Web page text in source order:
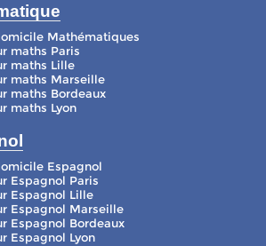
Mathématiques
maths Paris
maths Lille
maths Marseille
maths Bordeaux
maths Lyon
Espagnol
Espagnol Paris
Espagnol Lille
Espagnol Marseille
Espagnol Bordeaux
Espagnol Lyon